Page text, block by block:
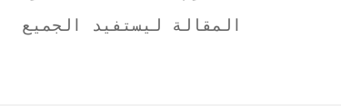
المقالة ليستفيد الجميع